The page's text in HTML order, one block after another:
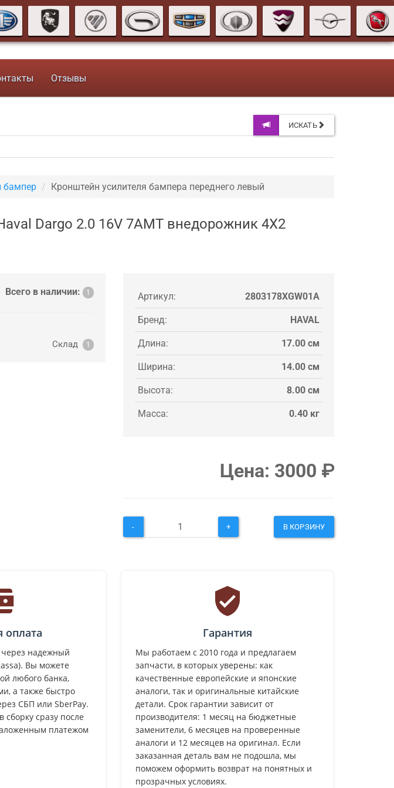
Отзывы
ИСКАТЬ
бампер Кронштейн усилителя бампера переднего левый
Dargo 2.0 16V 7AMT внедорожник 4X2
Всего в наличии: 1
Склад 1
Артикул: 2803178XGW01A
Бренд: HAVAL
Длина: 17.00 см
Ширина: 14.00 см
Высота: 8.00 см
Масса: 0.40 кг
Цена: 3000 ₽
- + В КОРЗИНУ
оплата
через надежный
Вы можете
любого банка,
а также быстро
СБП или SberPay.
сборку сразу после
платежом
Гарантия
Мы работаем с 2010 года и предлагаем
запчасти, в которых уверены: как
качественные европейские и японские
аналоги, так и оригинальные китайские
детали. Срок гарантии зависит от
производителя: 1 месяц на бюджетные
заменители, 6 месяцев на проверенные
аналоги и 12 месяцев на оригинал. Если
заказанная деталь вам не подошла, мы
поможем оформить возврат на понятных и
прозрачных условиях.